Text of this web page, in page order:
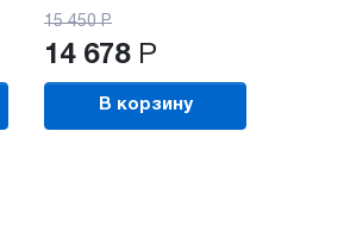
15 450 Р
14 678 Р
В корзину